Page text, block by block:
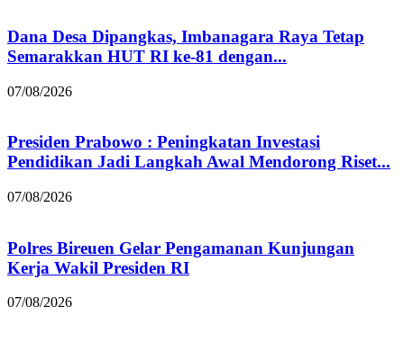
Dana Desa Dipangkas, Imbanagara Raya Tetap
Semarakkan HUT RI ke-81 dengan...
07/08/2026
Presiden Prabowo : Peningkatan Investasi
Pendidikan Jadi Langkah Awal Mendorong Riset...
07/08/2026
Polres Bireuen Gelar Pengamanan Kunjungan
Kerja Wakil Presiden RI
07/08/2026